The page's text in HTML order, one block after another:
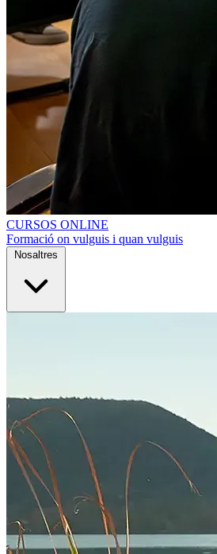
CURSOS ONLINE
Formació on vulguis i quan vulguis
Nosaltres